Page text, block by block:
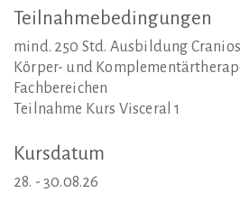
Teilnahmebedingungen
mind. 250 Std. Ausbildung
Körper- und
Fachbereichen
Teilnahme Kurs Visceral 1
Kursdatum
28. - 30.08.26